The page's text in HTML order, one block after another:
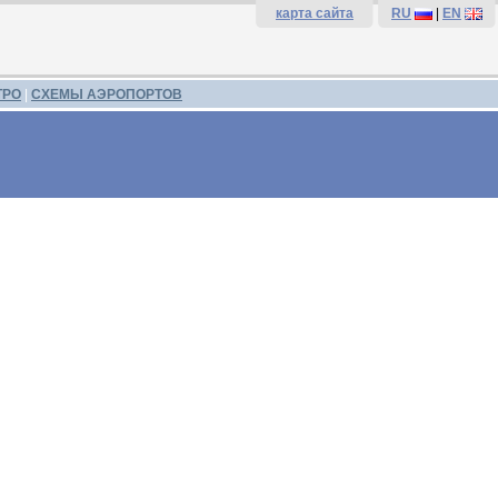
карта сайта RU EN
СХЕМЫ АЭРОПОРТОВ